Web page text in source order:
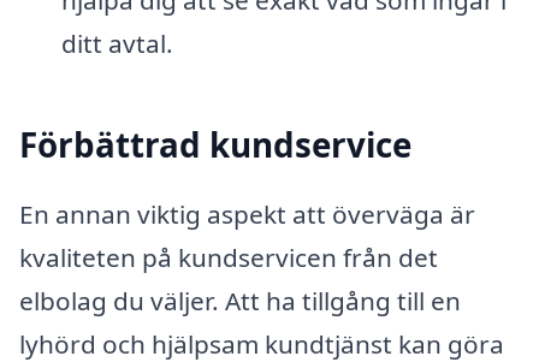
ditt avtal.
Förbättrad kundservice
En annan viktig aspekt att överväga är
kvaliteten på kundservicen från det
elbolag du väljer. Att ha tillgång till en
lyhörd och hjälpsam kundtjänst kan göra